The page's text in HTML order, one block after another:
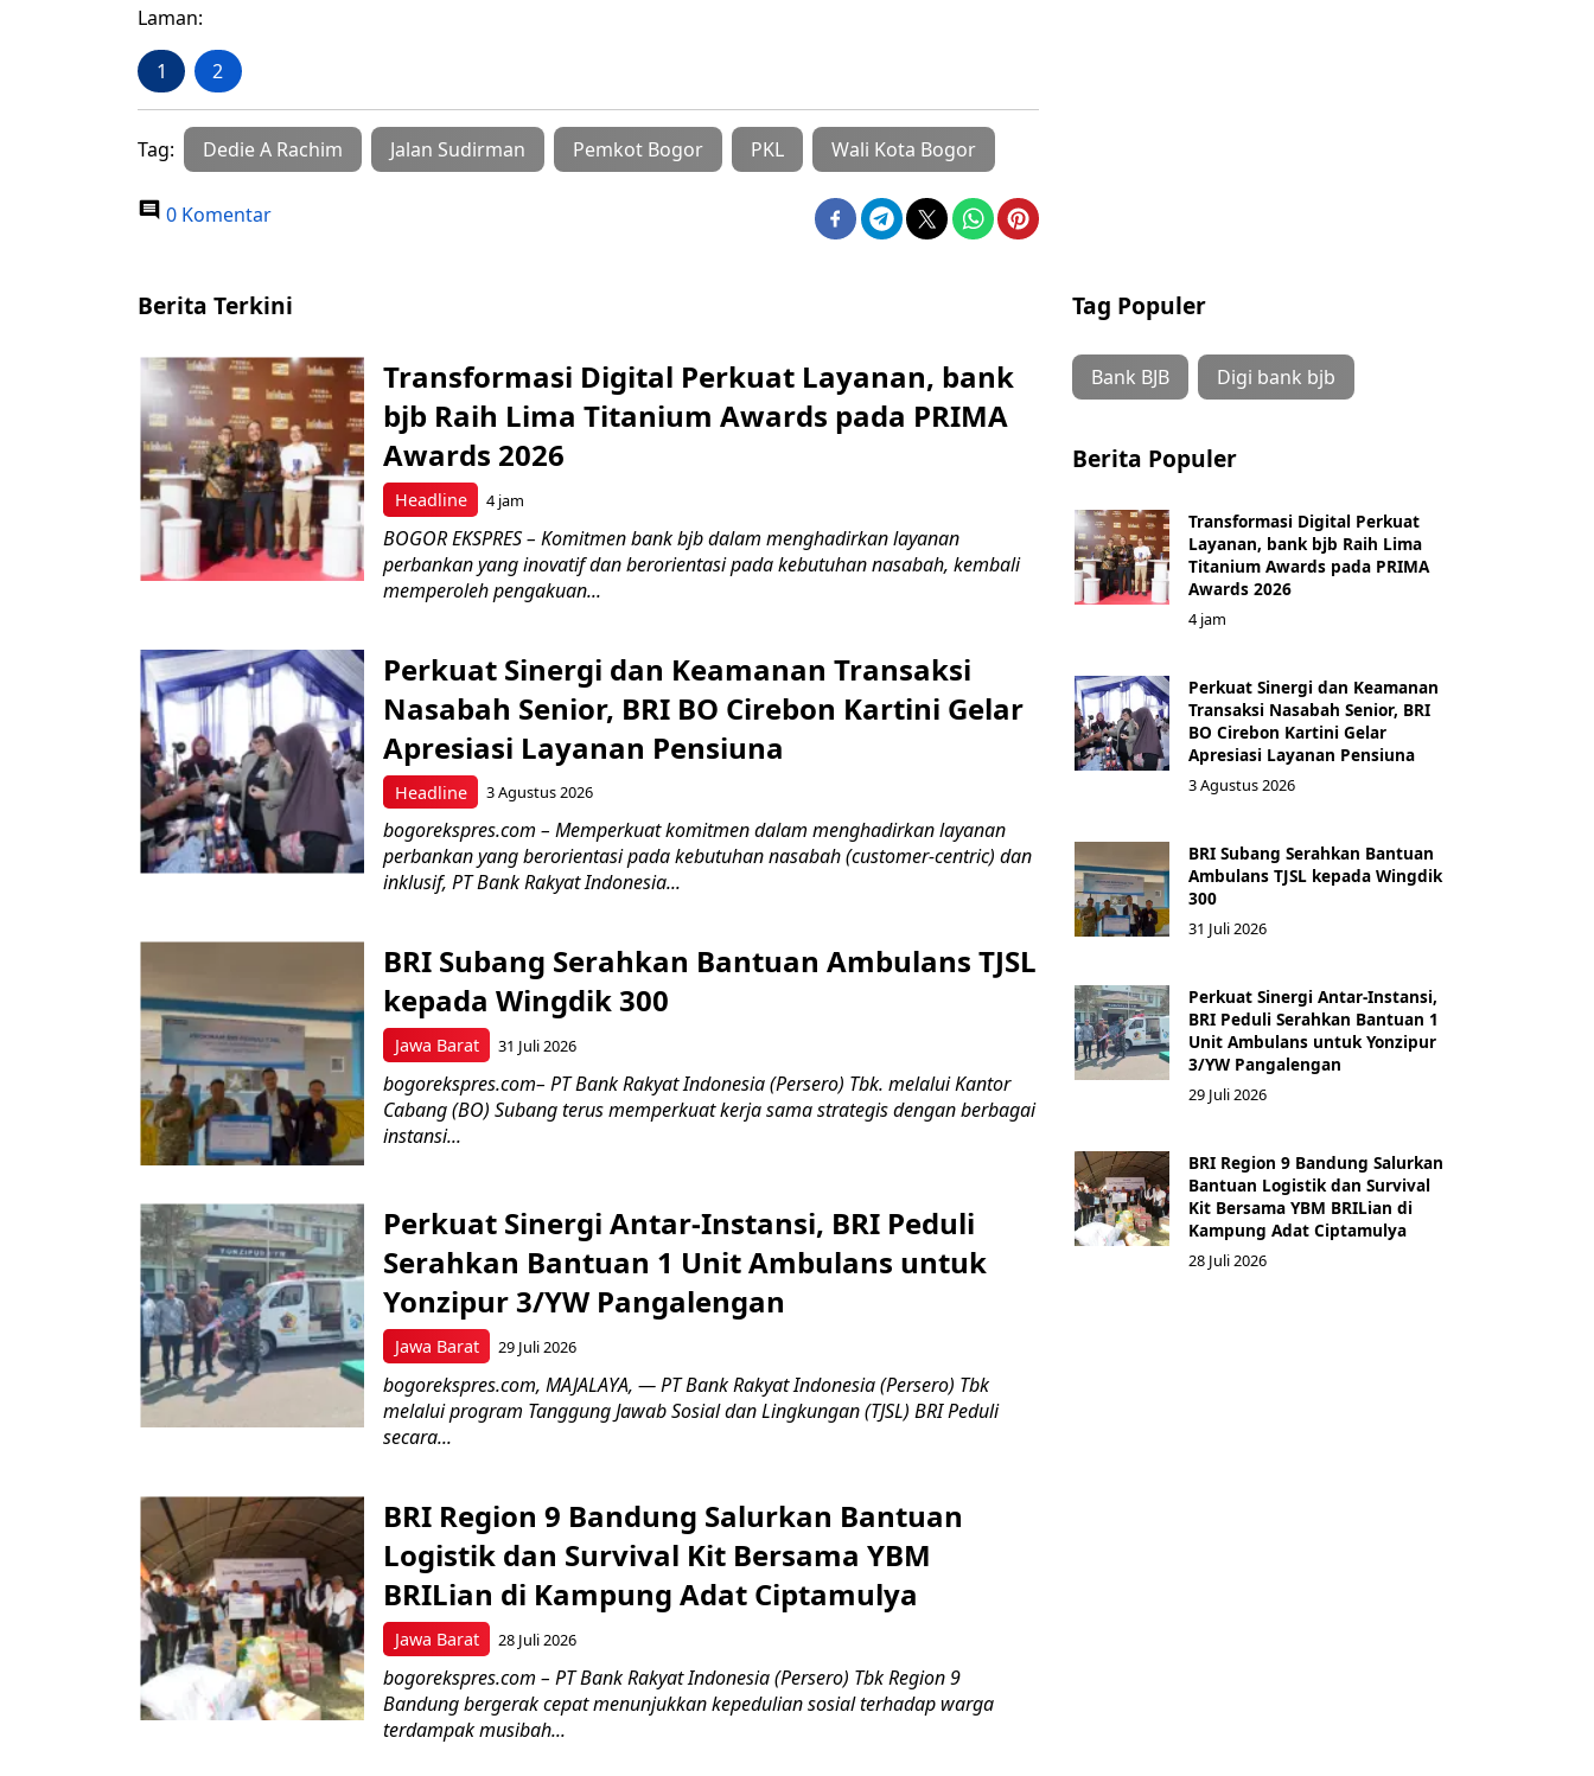
Laman:
1 2
Tag: Dedie A Rachim Jalan Sudirman Pemkot Bogor PKL Wali Kota Bogor
0 Komentar
Berita Terkini
Headline
Transformasi Digital Perkuat Layanan, bank
bjb Raih Lima Titanium Awards pada PRIMA
Awards 2026
4 jam
BOGOR EKSPRES – Komitmen bank bjb dalam menghadirkan layanan
perbankan yang inovatif dan berorientasi pada kebutuhan nasabah, kembali
memperoleh pengakuan...
Headline
Perkuat Sinergi dan Keamanan Transaksi
Nasabah Senior, BRI BO Cirebon Kartini Gelar
Apresiasi Layanan Pensiuna
3 Agustus 2026
bogorekspres.com – Memperkuat komitmen dalam menghadirkan layanan
perbankan yang berorientasi pada kebutuhan nasabah (customer-centric) dan
inklusif, PT Bank Rakyat Indonesia...
Jawa Barat
BRI Subang Serahkan Bantuan Ambulans TJSL
kepada Wingdik 300
31 Juli 2026
bogorekspres.com– PT Bank Rakyat Indonesia (Persero) Tbk. melalui Kantor
Cabang (BO) Subang terus memperkuat kerja sama strategis dengan berbagai
instansi...
Jawa Barat
Perkuat Sinergi Antar-Instansi, BRI Peduli
Serahkan Bantuan 1 Unit Ambulans untuk
Yonzipur 3/YW Pangalengan
29 Juli 2026
bogorekspres.com, ​MAJALAYA, — PT Bank Rakyat Indonesia (Persero) Tbk
melalui program Tanggung Jawab Sosial dan Lingkungan (TJSL) BRI Peduli
secara...
Jawa Barat
BRI Region 9 Bandung Salurkan Bantuan
Logistik dan Survival Kit Bersama YBM
BRILian di Kampung Adat Ciptamulya
28 Juli 2026
bogorekspres.com – PT Bank Rakyat Indonesia (Persero) Tbk Region 9
Bandung bergerak cepat menunjukkan kepedulian sosial terhadap warga
terdampak musibah...
Tag Populer
Bank BJB Digi bank bjb
Berita Populer
Transformasi Digital Perkuat
Layanan, bank bjb Raih Lima
Titanium Awards pada PRIMA
Awards 2026
4 jam
Perkuat Sinergi dan Keamanan
Transaksi Nasabah Senior, BRI
BO Cirebon Kartini Gelar
Apresiasi Layanan Pensiuna
3 Agustus 2026
BRI Subang Serahkan Bantuan
Ambulans TJSL kepada Wingdik
300
31 Juli 2026
Perkuat Sinergi Antar-Instansi,
BRI Peduli Serahkan Bantuan 1
Unit Ambulans untuk Yonzipur
3/YW Pangalengan
29 Juli 2026
BRI Region 9 Bandung Salurkan
Bantuan Logistik dan Survival
Kit Bersama YBM BRILian di
Kampung Adat Ciptamulya
28 Juli 2026